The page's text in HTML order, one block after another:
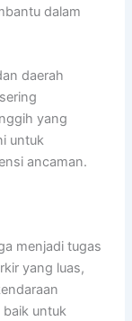
dalam
daerah
yang
untuk
ancaman.
menjadi tugas
yang luas,
baik untuk